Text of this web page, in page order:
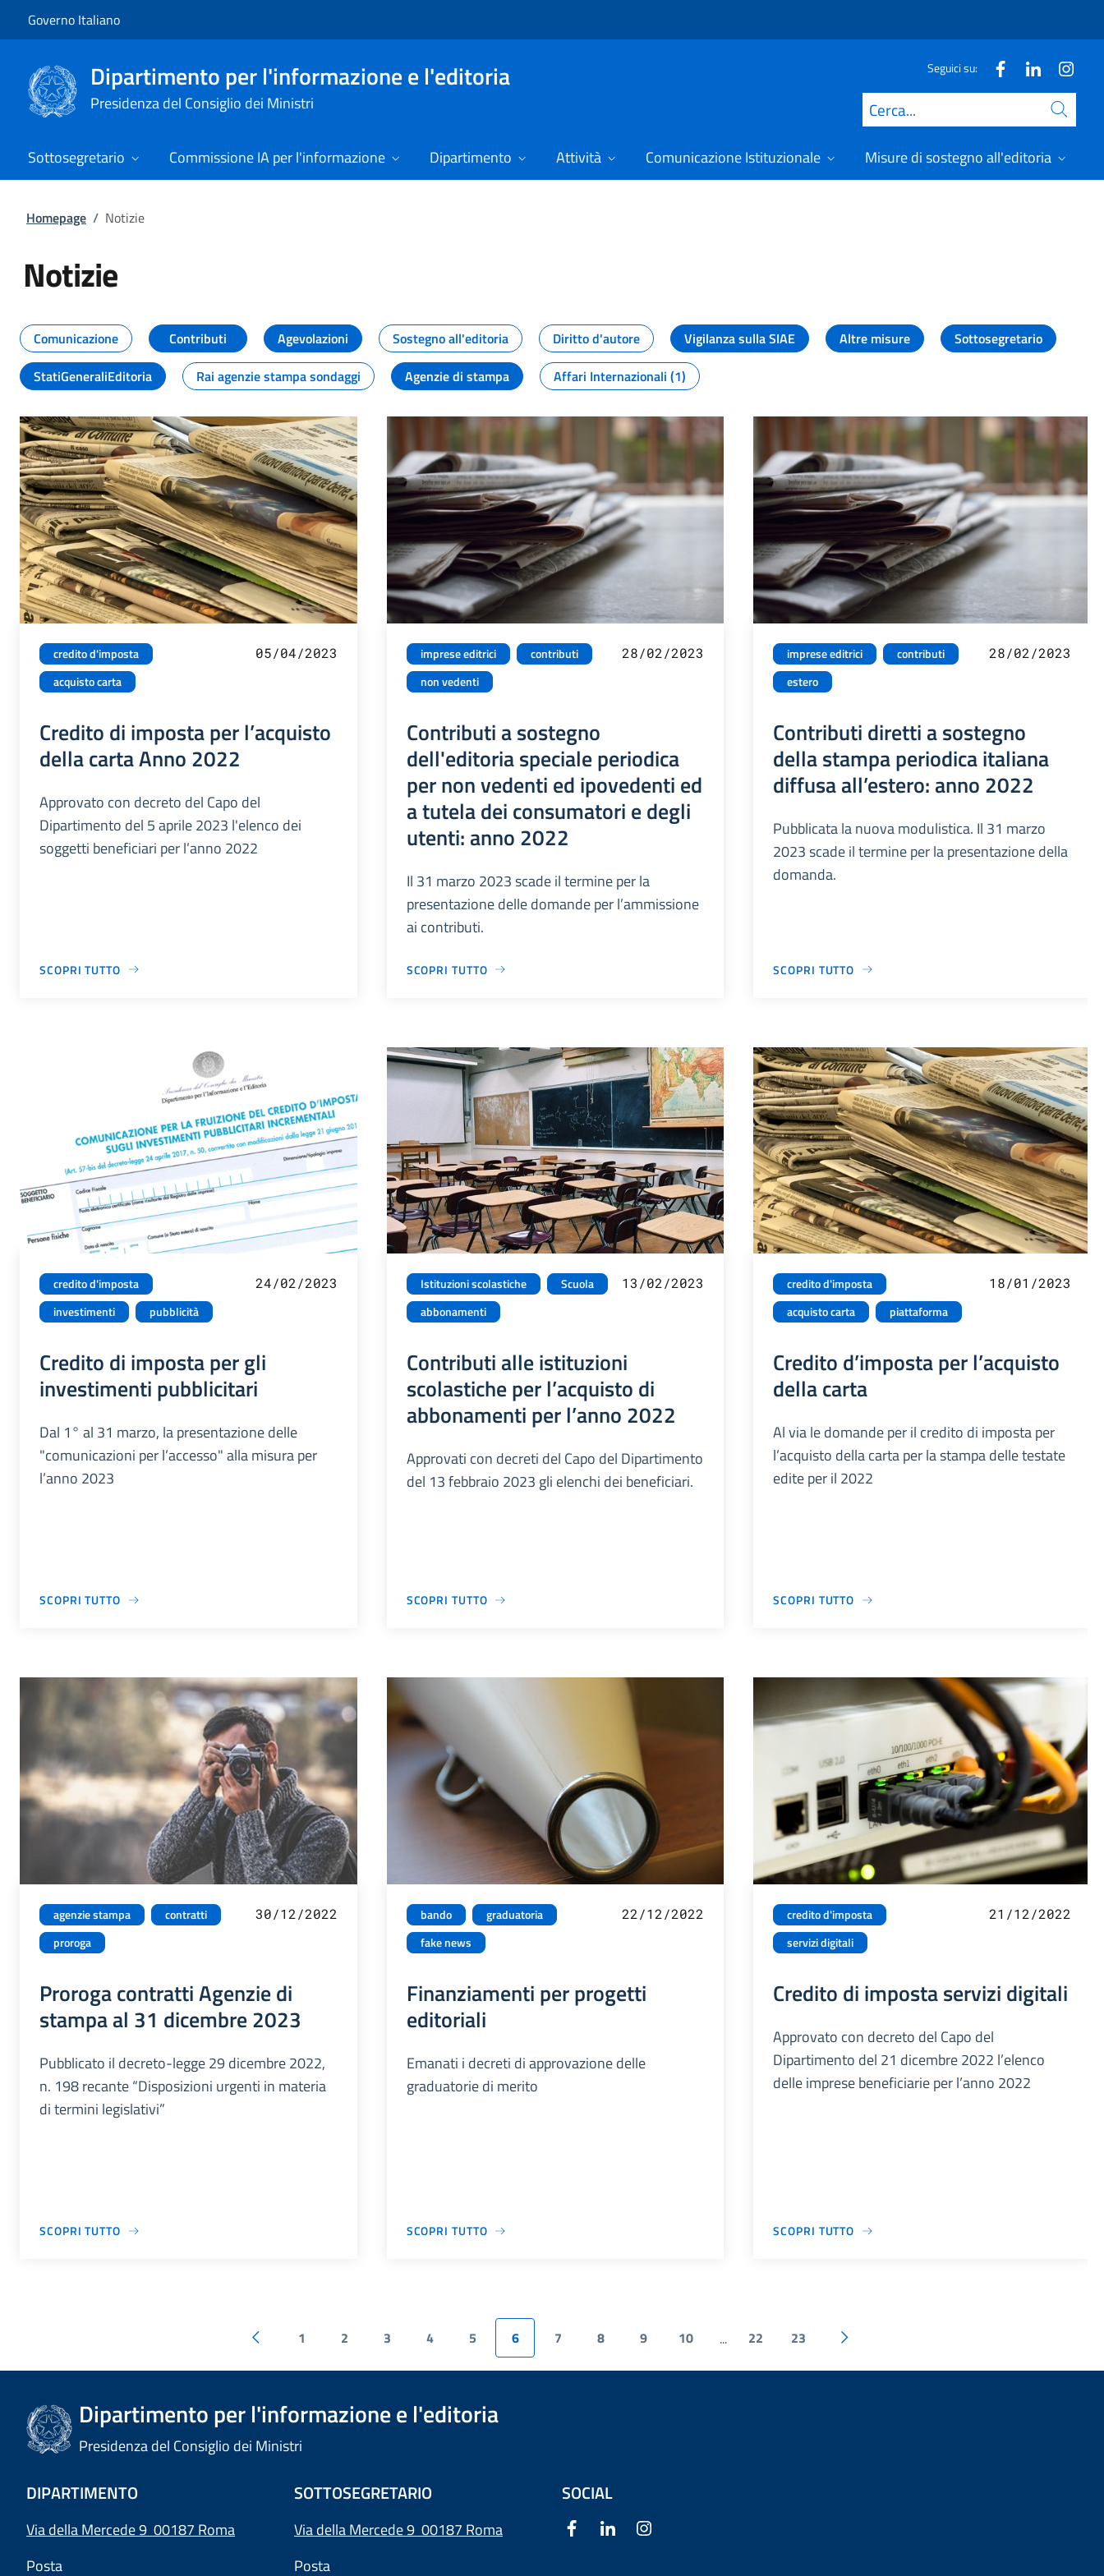
Governo Italiano
Dipartimento per l'informazione e l'editoria
Presidenza del Consiglio dei Ministri
Seguici su:
Cerca
Sottosegretario Commissione IA per l'informazione Dipartimento Attività Comunicazione Istituzionale Misure di sostegno all'editoria
Homepage / Notizie
Notizie
Tutti i contenuti della pagina Notizie
Comunicazione Contributi Agevolazioni Sostegno all'editoria Diritto d'autore Vigilanza sulla SIAE Altre misure
Sottosegretario
StatiGeneraliEditoria
Rai agenzie stampa sondaggi Agenzie di stampa Affari Internazionali (1)
credito d'imposta
acquisto carta
05/04/2023
Credito di imposta per l’acquisto
della carta Anno 2022
Approvato con decreto del Capo del
Dipartimento del 5 aprile 2023 l'elenco dei
soggetti beneficiari per l’anno 2022
SCOPRI TUTTO
imprese editrici
contributi
non vedenti
28/02/2023
Contributi a sostegno
dell'editoria speciale periodica
per non vedenti ed ipovedenti ed
a tutela dei consumatori e degli
utenti: anno 2022
Il 31 marzo 2023 scade il termine per la
presentazione delle domande per l’ammissione
ai contributi.
SCOPRI TUTTO
imprese editrici
contributi
estero
28/02/2023
Contributi diretti a sostegno
della stampa periodica italiana
diffusa all’estero: anno 2022
Pubblicata la nuova modulistica. Il 31 marzo
2023 scade il termine per la presentazione della
domanda.
SCOPRI TUTTO
credito d'imposta
investimenti
pubblicità
24/02/2023
Credito di imposta per gli
investimenti pubblicitari
Dal 1° al 31 marzo, la presentazione delle
"comunicazioni per l’accesso" alla misura per
l’anno 2023
SCOPRI TUTTO
Istituzioni scolastiche
Scuola
abbonamenti
13/02/2023
Contributi alle istituzioni
scolastiche per l’acquisto di
abbonamenti per l’anno 2022
Approvati con decreti del Capo del Dipartimento
del 13 febbraio 2023 gli elenchi dei beneficiari.
SCOPRI TUTTO
credito d'imposta
acquisto carta
piattaforma
18/01/2023
Credito d’imposta per l’acquisto
della carta
Al via le domande per il credito di imposta per
l’acquisto della carta per la stampa delle testate
edite per il 2022
SCOPRI TUTTO
agenzie stampa
contratti
proroga
30/12/2022
Proroga contratti Agenzie di
stampa al 31 dicembre 2023
Pubblicato il decreto-legge 29 dicembre 2022,
n. 198 recante “Disposizioni urgenti in materia
di termini legislativi”
SCOPRI TUTTO
bando
graduatoria
fake news
22/12/2022
Finanziamenti per progetti
editoriali
Emanati i decreti di approvazione delle
graduatorie di merito
SCOPRI TUTTO
credito d'imposta
servizi digitali
21/12/2022
Credito di imposta servizi digitali
Approvato con decreto del Capo del
Dipartimento del 21 dicembre 2022 l’elenco
delle imprese beneficiarie per l’anno 2022
SCOPRI TUTTO
1 2 3 4 5 6 7 8 9 10 ... 22 23
Dipartimento per l'informazione e l'editoria
Presidenza del Consiglio dei Ministri
DIPARTIMENTO
Via della Mercede 9 00187 Roma
Posta
SOTTOSEGRETARIO
Via della Mercede 9 00187 Roma
Posta
SOCIAL